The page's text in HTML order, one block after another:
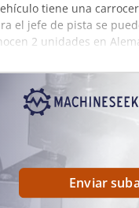
tiene una
el jefe de pista se
2 unidades en
Enviar